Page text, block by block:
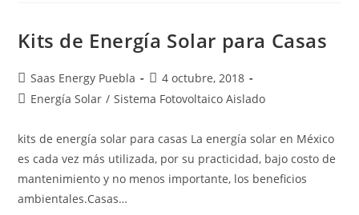
Kits de Energía Solar para Casas
Saas Energy Puebla
4 octubre, 2018
Energía Solar / Sistema Fotovoltaico Aislado
kits de energía solar para casas La energía solar en México
es cada vez más utilizada, por su practicidad, bajo costo de
mantenimiento y no menos importante, los beneficios
ambientales.Casas…